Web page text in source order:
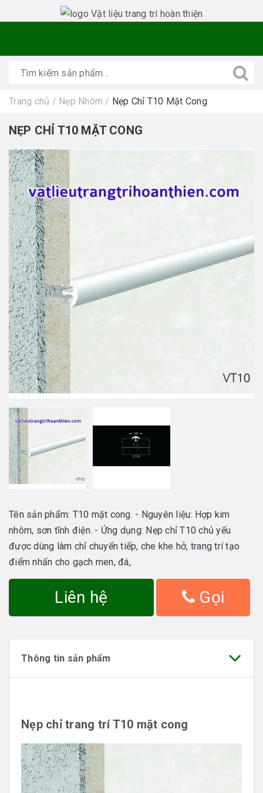
Trang chủ / Nẹp Nhôm / Nẹp Chỉ T10 Mặt Cong
NẸP CHỈ T10 MẶT CONG
Tên sản phẩm: T10 mặt cong. - Nguyên liệu: Hợp kim
nhôm, sơn tĩnh điện. - Ứng dụng: Nẹp chỉ T10 chủ yếu
được dùng làm chỉ chuyển tiếp, che khe hở, trang trí tạo
điểm nhấn cho gạch men, đá,
Liên hệ Gọi
Thông tin sản phẩm
Nẹp chỉ trang trí T10 mặt cong